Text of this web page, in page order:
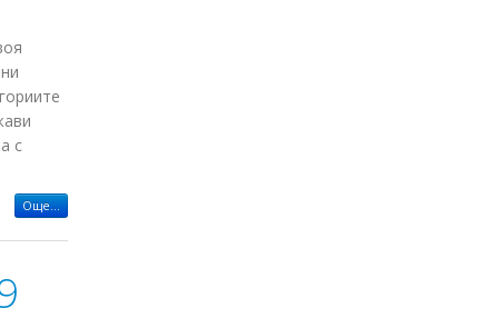
с
Още...